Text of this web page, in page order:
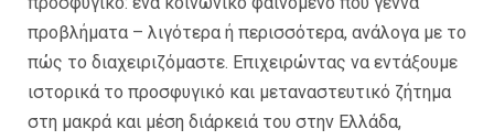
προβλήματα – λιγότερα ή περισσότερα, ανάλογα με το
πώς το διαχειριζόμαστε. Επιχειρώντας να εντάξουμε
ιστορικά το προσφυγικό και μεταναστευτικό ζήτημα
στη μακρά και μέση διάρκειά του στην Ελλάδα,